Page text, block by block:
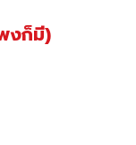
งก็มี)